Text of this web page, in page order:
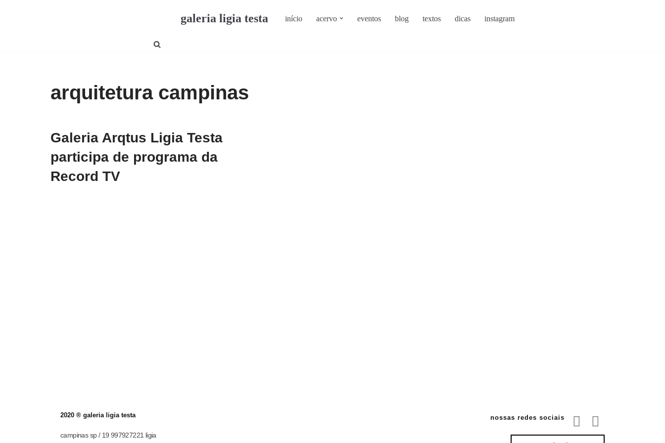
galeria ligia testa início acervo eventos blog textos dicas instagram
arquitetura campinas
Galeria Arqtus Ligia Testa
participa de programa da
Record TV
2020 ® galeria ligia testa
campinas sp / 19 997927221 ligia
nossas redes sociais